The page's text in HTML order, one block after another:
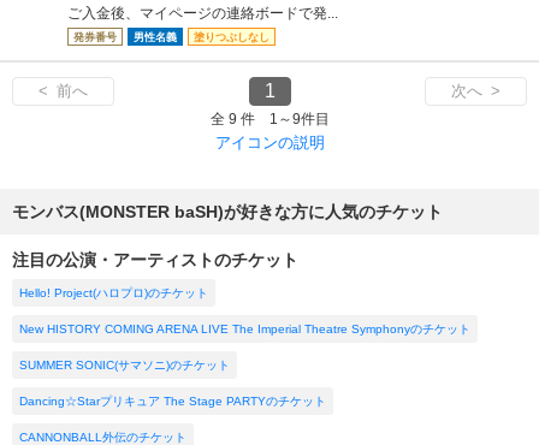
ご入金後、マイページの連絡ボードで発...
発券番号 男性名義 塗りつぶしなし
< 前へ 1 次へ >
全 9 件 1～9件目
アイコンの説明
モンバス(MONSTER baSH)が好きな方に人気のチケット
注目の公演・アーティストのチケット
Hello! Project(ハロプロ)のチケット
New HISTORY COMING ARENA LIVE The Imperial Theatre Symphonyのチケット
SUMMER SONIC(サマソニ)のチケット
Dancing☆Starプリキュア The Stage PARTYのチケット
CANNONBALL外伝のチケット